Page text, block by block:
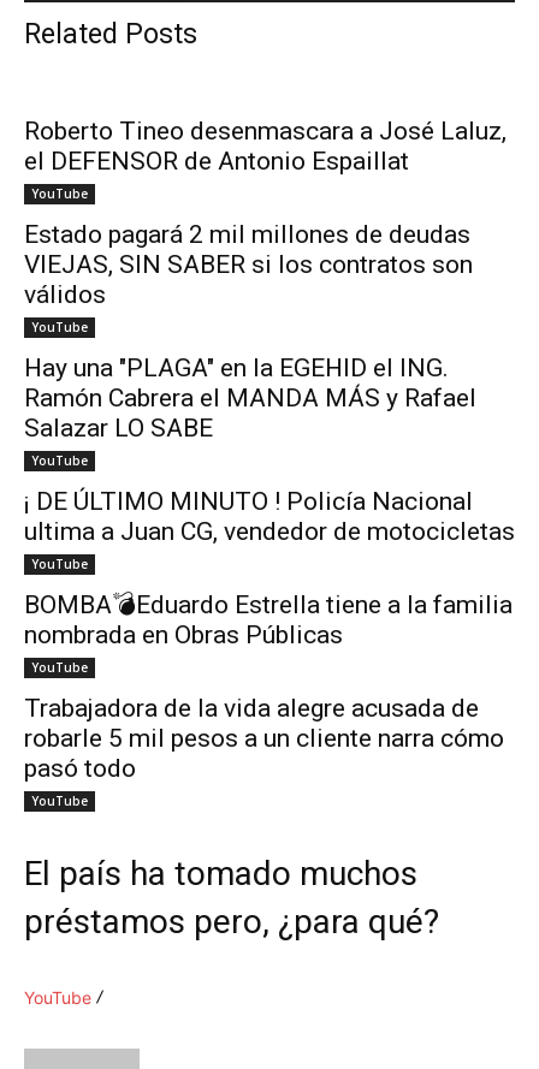
Related Posts
Roberto Tineo desenmascara a José Laluz,
el DEFENSOR de Antonio Espaillat
YouTube
Estado pagará 2 mil millones de deudas
VIEJAS, SIN SABER si los contratos son
válidos
YouTube
Hay una "PLAGA" en la EGEHID el ING.
Ramón Cabrera el MANDA MÁS y Rafael
Salazar LO SABE
YouTube
¡ DE ÚLTIMO MINUTO ! Policía Nacional
ultima a Juan CG, vendedor de motocicletas
YouTube
BOMBA💣Eduardo Estrella tiene a la familia
nombrada en Obras Públicas
YouTube
Trabajadora de la vida alegre acusada de
robarle 5 mil pesos a un cliente narra cómo
pasó todo
YouTube
El país ha tomado muchos
préstamos pero, ¿para qué?
YouTube